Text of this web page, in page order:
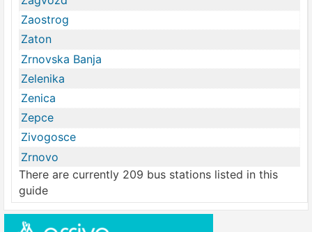
Zaostrog
Zaton
Zrnovska Banja
Zelenika
Zenica
Zepce
Zivogosce
Zrnovo
There are currently 209 bus stations listed in this
guide